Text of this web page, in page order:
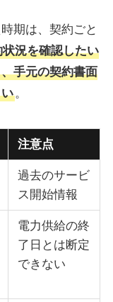
期は、契約ごと
況を確認したい
手元の契約書面
。
注意点
過去のサービ
ス開始情報
電力供給の終
了日とは断定
できない